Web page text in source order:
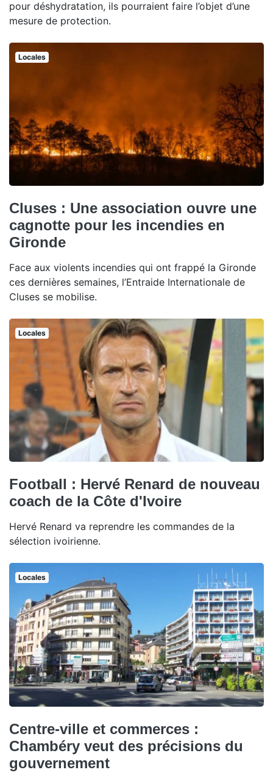
pour déshydratation, ils pourraient faire l’objet d’une
mesure de protection.
Locales
Cluses : Une association ouvre une
cagnotte pour les incendies en
Gironde
Face aux violents incendies qui ont frappé la Gironde
ces dernières semaines, l’Entraide Internationale de
Cluses se mobilise.
Locales
Football : Hervé Renard de nouveau
coach de la Côte d'Ivoire
Hervé Renard va reprendre les commandes de la
sélection ivoirienne.
Locales
Centre-ville et commerces :
Chambéry veut des précisions du
gouvernement